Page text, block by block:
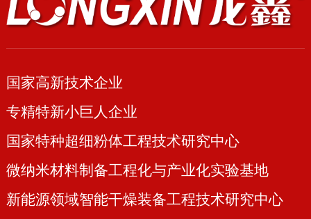
国家高新技术企业
专精特新小巨人企业
国家特种超细粉体工程技术研究中心
微纳米材料制备工程化与产业化实验基地
新能源领域智能干燥装备工程技术研究中心